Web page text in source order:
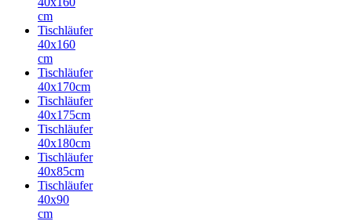
cm
Tischläufer
40x160
cm
Tischläufer
40x170cm
Tischläufer
40x175cm
Tischläufer
40x180cm
Tischläufer
40x85cm
Tischläufer
40x90
cm